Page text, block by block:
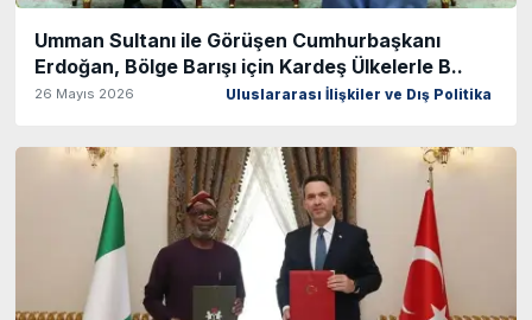
Umman Sultanı ile Görüşen Cumhurbaşkanı
Erdoğan, Bölge Barışı için Kardeş Ülkelerle B..
26 Mayıs 2026 Uluslararası İlişkiler ve Dış Politika